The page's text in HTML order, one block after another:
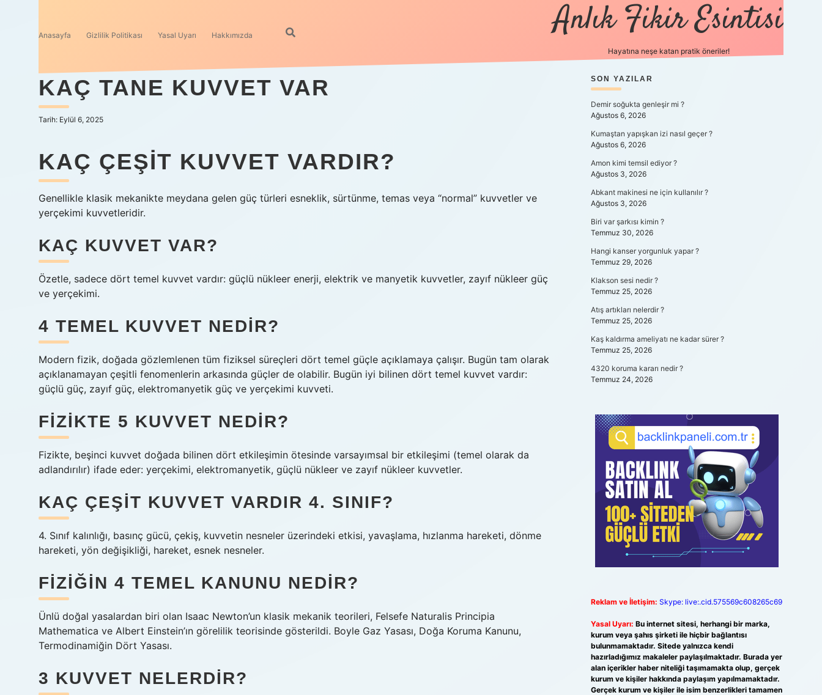
Anasayfa Gizlilik Politikası Yasal Uyarı Hakkımızda Anlık Fikir Esintisi
Hayatına neşe katan pratik öneriler!
KAÇ TANE KUVVET VAR
Tarih: Eylül 6, 2025
KAÇ ÇEŞIT KUVVET VARDIR?
Genellikle klasik mekanikte meydana gelen güç türleri esneklik, sürtünme, temas veya “normal” kuvvetler ve
yerçekimi kuvvetleridir.
KAÇ KUVVET VAR?
Özetle, sadece dört temel kuvvet vardır: güçlü nükleer enerji, elektrik ve manyetik kuvvetler, zayıf nükleer güç
ve yerçekimi.
4 TEMEL KUVVET NEDIR?
Modern fizik, doğada gözlemlenen tüm fiziksel süreçleri dört temel güçle açıklamaya çalışır. Bugün tam olarak
açıklanamayan çeşitli fenomenlerin arkasında güçler de olabilir. Bugün iyi bilinen dört temel kuvvet vardır:
güçlü güç, zayıf güç, elektromanyetik güç ve yerçekimi kuvveti.
FIZIKTE 5 KUVVET NEDIR?
Fizikte, beşinci kuvvet doğada bilinen dört etkileşimin ötesinde varsayımsal bir etkileşimi (temel olarak da
adlandırılır) ifade eder: yerçekimi, elektromanyetik, güçlü nükleer ve zayıf nükleer kuvvetler.
KAÇ ÇEŞIT KUVVET VARDIR 4. SINIF?
4. Sınıf kalınlığı, basınç gücü, çekiş, kuvvetin nesneler üzerindeki etkisi, yavaşlama, hızlanma hareketi, dönme
hareketi, yön değişikliği, hareket, esnek nesneler.
FIZIĞIN 4 TEMEL KANUNU NEDIR?
Ünlü doğal yasalardan biri olan Isaac Newton’un klasik mekanik teorileri, Felsefe Naturalis Principia
Mathematica ve Albert Einstein’ın görelilik teorisinde gösterildi. Boyle Gaz Yasası, Doğa Koruma Kanunu,
Termodinamiğin Dört Yasası.
3 KUVVET NELERDIR?
SIDEBAR
SON YAZILAR
Demir soğukta genleşir mi ?
Ağustos 6, 2026
Kumaştan yapışkan izi nasıl geçer ?
Ağustos 6, 2026
Amon kimi temsil ediyor ?
Ağustos 3, 2026
Abkant makinesi ne için kullanılır ?
Ağustos 3, 2026
Biri var şarkısı kimin ?
Temmuz 30, 2026
Hangi kanser yorgunluk yapar ?
Temmuz 29, 2026
Klakson sesi nedir ?
Temmuz 25, 2026
Atış artıkları nelerdir ?
Temmuz 25, 2026
Kaş kaldırma ameliyatı ne kadar sürer ?
Temmuz 25, 2026
4320 koruma kararı nedir ?
Temmuz 24, 2026
Reklam ve İletişim: Skype: live:.cid.575569c608265c69
Yasal Uyarı: Bu internet sitesi, herhangi bir marka,
kurum veya şahıs şirketi ile hiçbir bağlantısı
bulunmamaktadır. Sitede yalnızca kendi
hazırladığımız makaleler paylaşılmaktadır. Burada yer
alan içerikler haber niteliği taşımamakta olup, gerçek
kurum ve kişiler hakkında paylaşım yapılmamaktadır.
Gerçek kurum ve kişiler ile isim benzerlikleri tamamen
ilbet mobil giriş